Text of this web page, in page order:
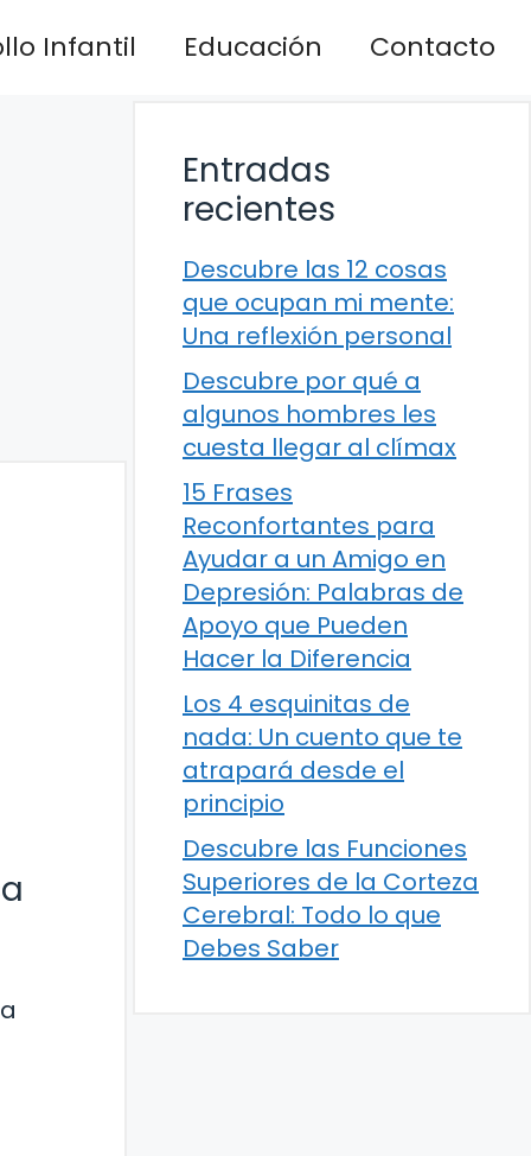
Infantil Educación Contacto
Entradas
recientes
Descubre las 12 cosas
que ocupan mi mente:
Una reflexión personal
Descubre por qué a
algunos hombres les
cuesta llegar al clímax
15 Frases
Reconfortantes para
Ayudar a un Amigo en
Depresión: Palabras de
Apoyo que Pueden
Hacer la Diferencia
Los 4 esquinitas de
nada: Un cuento que te
atrapará desde el
principio
Descubre las Funciones
Superiores de la Corteza
Cerebral: Todo lo que
Debes Saber